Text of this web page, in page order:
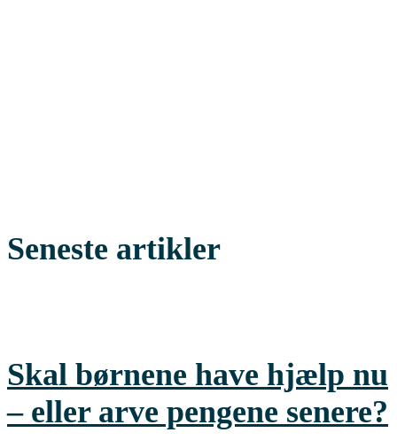
Seneste artikler
Skal børnene have hjælp nu
– eller arve pengene senere?